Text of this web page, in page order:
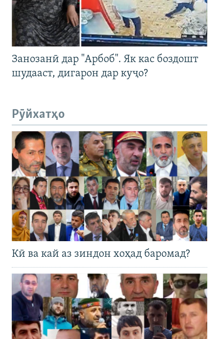
Занозанӣ дар "Арбоб". Як кас боздошт
шудааст, дигарон дар куҷо?
Рӯйхатҳо
Кӣ ва кай аз зиндон хоҳад баромад?